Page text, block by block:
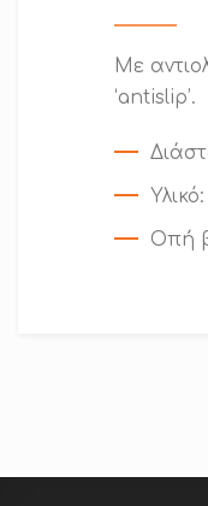
Με
‘antislip’.
Υλικό
Οπή